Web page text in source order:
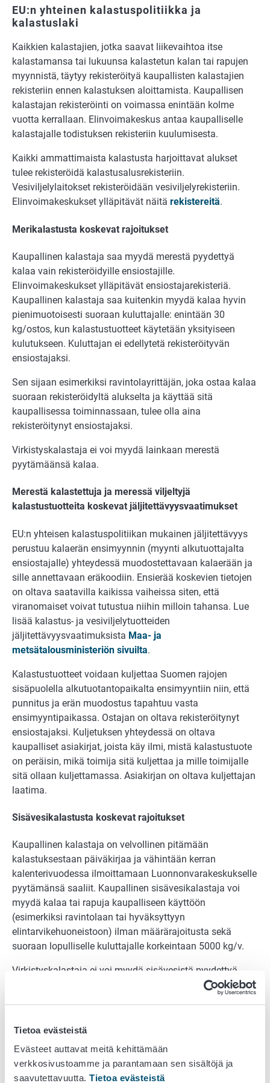
Tietoa evästeistä
Evästeet auttavat meitä kehittämään
verkkosivustoamme ja parantamaan sen sisältöjä ja
saavutettavuutta. Tietoa evästeistä
EU:n yhteinen kalastuspolitiikka ja
kalastuslaki
Kaikkien kalastajien, jotka saavat liikevaihtoa itse
kalastamansa tai lukuunsa kalastetun kalan tai rapujen
myynnistä, täytyy rekisteröityä kaupallisten kalastajien
rekisteriin ennen kalastuksen aloittamista. Kaupallisen
kalastajan rekisteröinti on voimassa enintään kolme
vuotta kerrallaan. Elinvoimakeskus antaa kaupalliselle
kalastajalle todistuksen rekisteriin kuulumisesta.
Kaikki ammattimaista kalastusta harjoittavat alukset
tulee rekisteröidä kalastusalusrekisteriin.
Vesiviljelylaitokset rekisteröidään vesiviljelyrekisteriin.
Elinvoimakeskukset ylläpitävät näitä rekistereitä.
Merikalastusta koskevat rajoitukset
Kaupallinen kalastaja saa myydä merestä pyydettyä
kalaa vain rekisteröidyille ensiostajille.
Elinvoimakeskukset ylläpitävät ensiostajarekisteriä.
Kaupallinen kalastaja saa kuitenkin myydä kalaa hyvin
pienimuotoisesti suoraan kuluttajalle: enintään 30
kg/ostos, kun kalastustuotteet käytetään yksityiseen
kulutukseen. Kuluttajan ei edellytetä rekisteröityvän
ensiostajaksi.
Sen sijaan esimerkiksi ravintolayrittäjän, joka ostaa kalaa
suoraan rekisteröidyltä alukselta ja käyttää sitä
kaupallisessa toiminnassaan, tulee olla aina
rekisteröitynyt ensiostajaksi.
Virkistyskalastaja ei voi myydä lainkaan merestä
pyytämäänsä kalaa.
Merestä kalastettuja ja meressä viljeltyjä
kalastustuotteita koskevat jäljitettävyysvaatimukset
EU:n yhteisen kalastuspolitiikan mukainen jäljitettävyys
perustuu kalaerän ensimyynnin (myynti alkutuottajalta
ensiostajalle) yhteydessä muodostettavaan kalaerään ja
sille annettavaan eräkoodiin. Ensierää koskevien tietojen
on oltava saatavilla kaikissa vaiheissa siten, että
viranomaiset voivat tutustua niihin milloin tahansa. Lue
lisää kalastus- ja vesiviljelytuotteiden
jäljitettävyysvaatimuksista Maa- ja
metsätalousministeriön sivuilta.
Kalastustuotteet voidaan kuljettaa Suomen rajojen
sisäpuolella alkutuotantopaikalta ensimyyntiin niin, että
punnitus ja erän muodostus tapahtuu vasta
ensimyyntipaikassa. Ostajan on oltava rekisteröitynyt
ensiostajaksi. Kuljetuksen yhteydessä on oltava
kaupalliset asiakirjat, joista käy ilmi, mistä kalastustuote
on peräisin, mikä toimija sitä kuljettaa ja mille toimijalle
sitä ollaan kuljettamassa. Asiakirjan on oltava kuljettajan
laatima.
Sisävesikalastusta koskevat rajoitukset
Kaupallinen kalastaja on velvollinen pitämään
kalastuksestaan päiväkirjaa ja vähintään kerran
kalenterivuodessa ilmoittamaan Luonnonvarakeskukselle
pyytämänsä saaliit. Kaupallinen sisävesikalastaja voi
myydä kalaa tai rapuja kaupalliseen käyttöön
(esimerkiksi ravintolaan tai hyväksyttyyn
elintarvikehuoneistoon) ilman määrärajoitusta sekä
suoraan lopulliselle kuluttajalle korkeintaan 5000 kg/v.
Virkistyskalastaja ei voi myydä sisävesistä pyydettyä
kalaa tai rapuja kaupalliseen käyttöön. Virkistyskalastaja
voi myydä saaliinsa ainoastaan suoraan lopulliselle
300 rapua vuodessa.
Tulkintoja kalastussaaliin luovuttamisesta
Kalastuskilpailujen saaliiden myynti